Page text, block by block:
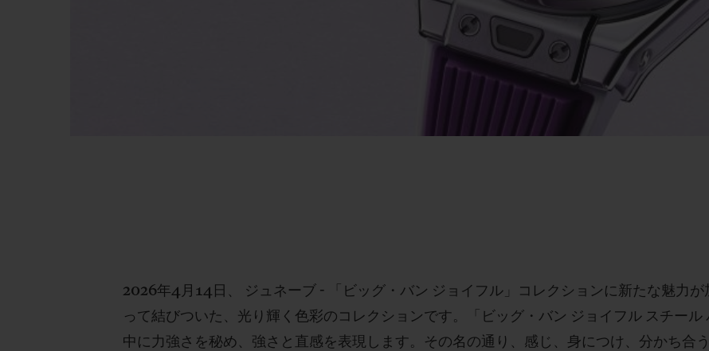
2026年4月14日、 ジュネーブ - 「ビッグ・バン ジョイフル」コレクションに新たな魅力が
って結びついた、光り輝く色彩のコレクションです。「ビッグ・バン ジョイフル スチー
中に力強さを秘め、強さと直感を表現します。その名の通り、感じ、身につけ、分かち合
ブティック検